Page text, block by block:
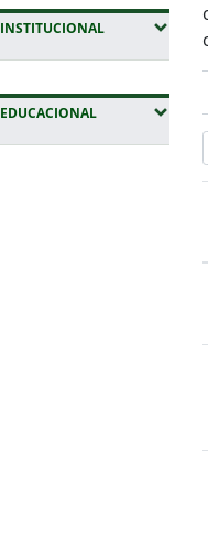
INSTITUCIONAL(EXPANDIR
EDUCACIONAL(EXPANDIR